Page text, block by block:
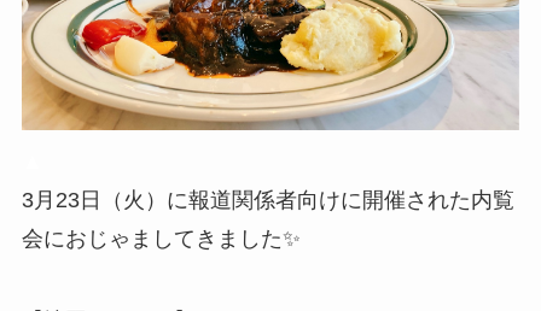
3月23日（火）に報道関係者向けに開催された内覧
会におじゃましてきました✨